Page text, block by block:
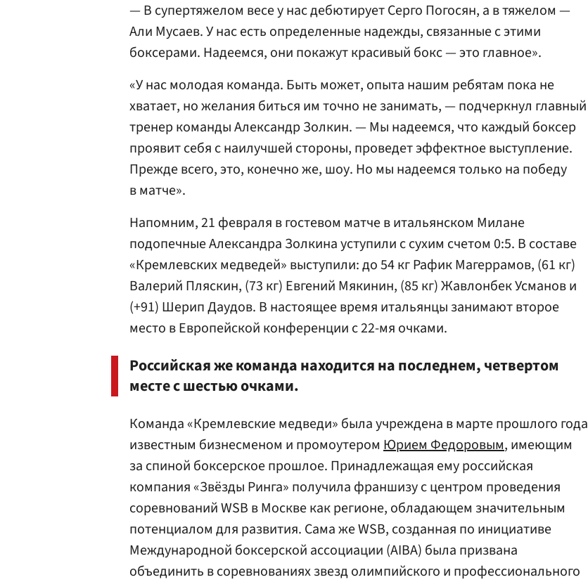
— В супертяжелом весе у нас дебютирует Серго Погосян, а в тяжелом —
Али Мусаев. У нас есть определенные надежды, связанные с этими
боксерами. Надеемся, они покажут красивый бокс — это главное».
«У нас молодая команда. Быть может, опыта нашим ребятам пока не
хватает, но желания биться им точно не занимать, — подчеркнул главный
тренер команды Александр Золкин. — Мы надеемся, что каждый боксер
проявит себя с наилучшей стороны, проведет эффектное выступление.
Прежде всего, это, конечно же, шоу. Но мы надеемся только на победу
в матче».
Напомним, 21 февраля в гостевом матче в итальянском Милане
подопечные Александра Золкина уступили с сухим счетом 0:5. В составе
«Кремлевских медведей» выступили: до 54 кг Рафик Магеррамов, (61 кг)
Валерий Пляскин, (73 кг) Евгений Мякинин, (85 кг) Жавлонбек Усманов и
(+91) Шерип Даудов. В настоящее время итальянцы занимают второе
место в Европейской конференции с 22-мя очками.
Российская же команда находится на последнем, четвертом
месте с шестью очками.
Команда «Кремлевские медведи» была учреждена в марте прошлого года
известным бизнесменом и промоутером Юрием Федоровым, имеющим
за спиной боксерское прошлое. Принадлежащая ему российская
компания «Звёзды Ринга» получила франшизу с центром проведения
соревнований WSB в Москве как регионе, обладающем значительным
потенциалом для развития. Сама же WSB, созданная по инициативе
Международной боксерской ассоциации (AIBA) была призвана
объединить в соревнованиях звезд олимпийского и профессионального